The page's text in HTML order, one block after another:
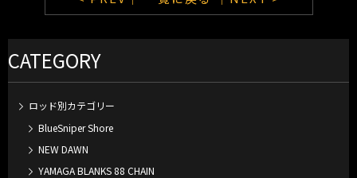
CATEGORY
ロッド別カテゴリー
BlueSniper Shore
NEW DAWN
YAMAGA BLANKS 88 CHAIN